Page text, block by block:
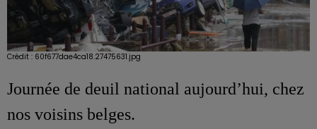
Crédit : 60f677dae4ca18.27475631.jpg
Journée de deuil national aujourd’hui, chez
nos voisins belges.